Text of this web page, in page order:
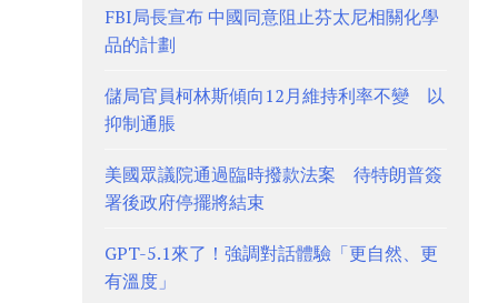
FBI局長宣布 中國同意阻止芬太尼相關化學
品的計劃
儲局官員柯林斯傾向12月維持利率不變 以
抑制通脹
美國眾議院通過臨時撥款法案 待特朗普簽
署後政府停擺將結束
GPT-5.1來了！強調對話體驗「更自然、更
有溫度」